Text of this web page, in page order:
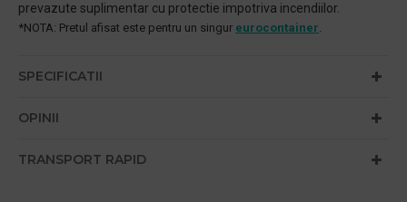
prevazute suplimentar cu protectie impotriva incendiilor.
*NOTA: Pretul afisat este pentru un singur eurocontainer.
SPECIFICATII
OPINII
TRANSPORT RAPID